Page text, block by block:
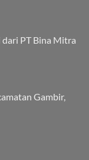
dari PT Bina Mitra
Gambir,